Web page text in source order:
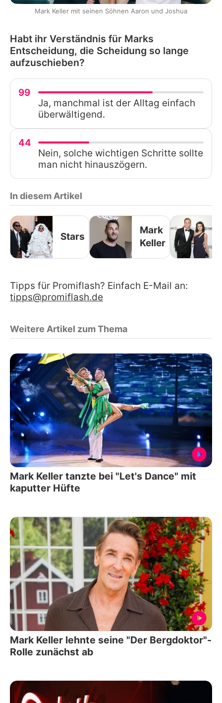
Mark Keller mit seinen Söhnen Aaron und Joshua
Habt ihr Verständnis für Marks
Entscheidung, die Scheidung so lange
aufzuschieben?
99
Ja, manchmal ist der Alltag einfach
überwältigend.
44
Nein, solche wichtigen Schritte sollte
man nicht hinauszögern.
In diesem Artikel
Stars
Mark
Keller
Tipps für Promiflash? Einfach E-Mail an:
tipps@promiflash.de
Weitere Artikel zum Thema
Mark Keller tanzte bei "Let's Dance" mit
kaputter Hüfte
Mark Keller lehnte seine "Der Bergdoktor"-
Rolle zunächst ab